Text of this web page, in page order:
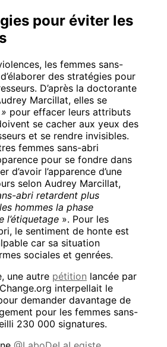
pour éviter les
les femmes sans-
des stratégies pour
D’après la doctorante
Marcillat, elles se
» pour effacer leurs attributs
se cacher aux yeux des
et se rendre invisibles.
femmes sans-abri
pour se fondre dans
d’avoir l’apparence d’une
selon Audrey Marcillat,
abri retardent plus
hommes la phase
l’étiquetage ». Pour les
le sentiment de honte est
car sa situation
sociales et genrées.
une autre pétition lancée par
interpellait le
demander davantage de
pour les femmes sans-
230 000 signatures.